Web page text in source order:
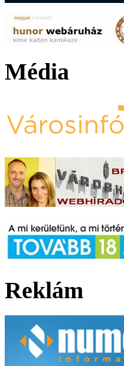
Média
Reklám